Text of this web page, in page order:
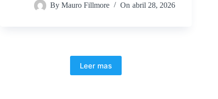
By Mauro Fillmore On abril 28, 2026
Leer mas